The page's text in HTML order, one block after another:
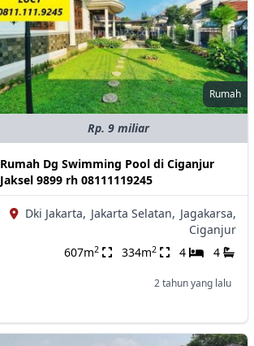
Rumah
Rp. 9 miliar
Rumah Dg Swimming Pool di Ciganjur
Jaksel 9899 rh 08111119245
Dki Jakarta, Jakarta Selatan, Jagakarsa,
Ciganjur
607m2 334m2 4 4
2 tahun yang lalu